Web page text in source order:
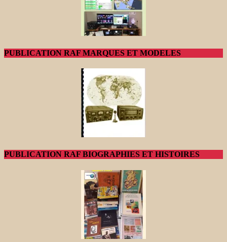
PUBLICATION RAF MARQUES ET MODELES
PUBLICATION RAF BIOGRAPHIES ET HISTOIRES